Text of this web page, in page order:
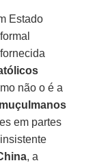
Estado
não o é a
muçulmanos
em partes
, a